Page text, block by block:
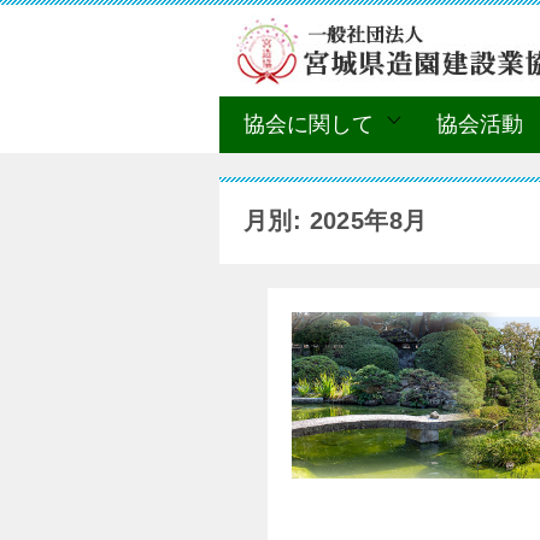
協会に関して 協会活動
月別: 2025年8月